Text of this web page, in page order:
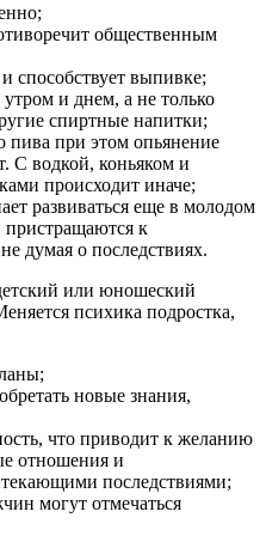
общественным
способствует выпивке;
утром и днем, а не только
спиртные напитки;
при этом опьянение
С водкой, коньяком и
происходит иначе;
развиваться еще в молодом
пристращаются к
думая о последствиях.
или юношеский
психика подростка,
новые знания,
что приводит к желанию
отношения и
последствиями;
могут отмечаться